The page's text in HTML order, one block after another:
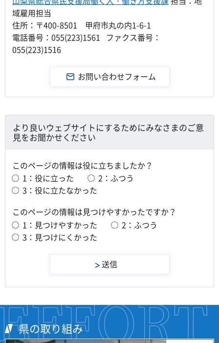
域雇用担当
住所：〒400-8501 甲府市丸の内1-6-1
電話番号：055(223)1561 ファクス番号：
055(223)1516
より良いウェブサイトにするためにみなさまのご意
見をお聞かせください
このページの情報は役に立ちましたか？
1：役に立った
2：ふつう
3：役に立たなかった
このページの情報は見つけやすかったですか？
1：見つけやすかった
2：ふつう
3：見つけにくかった
県の取り組み